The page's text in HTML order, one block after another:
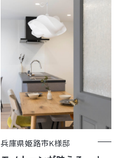
兵庫県姫路市K様邸